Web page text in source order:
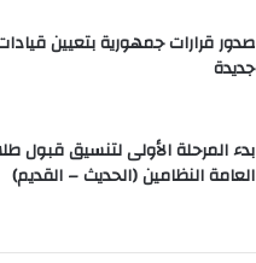
صدور قرارات جمهورية بتعيين
جديدة
بدء المرحلة الأولى لتنسيق قبول
العامة النظامين (الحديث – القديم)